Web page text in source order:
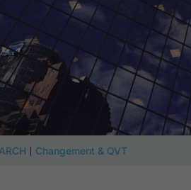
| Changement & QVT